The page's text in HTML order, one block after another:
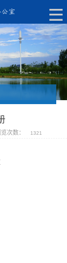
览次数： 1321